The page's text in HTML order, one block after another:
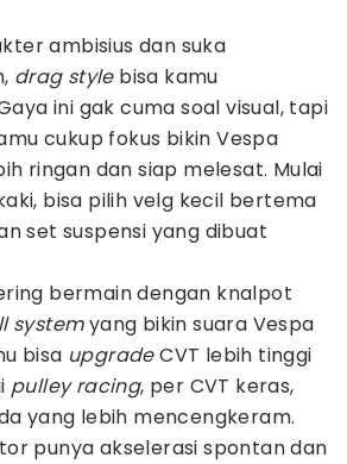
ambisius dan suka
drag style bisa kamu
ini gak cuma soal visual, tapi
cukup fokus bikin Vespa
ringan dan siap melesat. Mulai
bisa pilih velg kecil bertema
set suspensi yang dibuat
bermain dengan knalpot
systemyang bikin suara Vespa
bisa upgradeCVT lebih tinggi
pulley racing, per CVT keras,
yang lebih mencengkeram.
punya akselerasi spontan dan